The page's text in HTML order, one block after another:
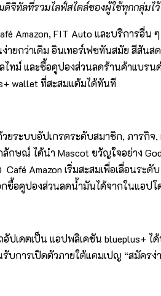
จิทัลที่รวมไลฟ์สไตล์ของผู้ใช้ทุกกลุ่มไว้
Amazon, FIT Auto และบริการอื่
กว่าเดิม อินเทอร์เฟซทันสมัย สีสัน
และซื้อคูปองส่วนลดร้านค้าแบรนด์
wallet ที่สะสมแต้มได้ทันที
ระบบอัปเกรดระดับสมาชิก, ภารกิ
กษณ์ ได้นำ Mascot ขวัญใจอย่าง
Amazon เริ่มสะสมเพื่อเลื่อนระ
ซื้อคูปองส่วนลดน้ำมันได้จากในแอปโ
ปเดตเป็น แอปพลิเคชัน blueplus+
ารเปิดตัวภายใต้แคมเปญ “สมัคร